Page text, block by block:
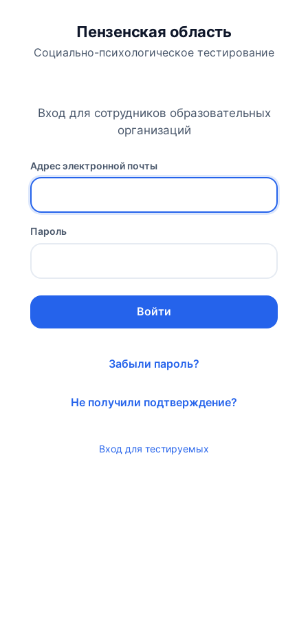
Пензенская область
Социально-психологическое тестирование
Вход для сотрудников образовательных
организаций
Адрес электронной почты
Пароль
Войти
Забыли пароль?
Не получили подтверждение?
Вход для тестируемых